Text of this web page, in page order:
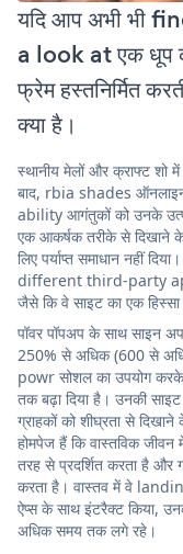
यदि आप अभी भी
a look at एक धूप
फ्रेम हस्तनिर्मित
क्या है।
स्थानीय मेलों और क्राफ्ट
बाद, rbia shades
ability आगंतुकों को उनके
एक आकर्षक तरीके से
लिए पर्याप्त समाधान नहीं
different third-party
जैसे कि वे साइट का एक
पॉवर पॉपअप के साथ साइन
250% से अधिक (600 से
powr सोशल का उपयोग
तक बढ़ा दिया है। उनकी
ग्राहकों को शीघ्रता से
होमपेज हैं कि वास्तविक
तरह से प्रदर्शित करता है और
करता है। वास्तव में वे
ऐप्स के साथ इंटरैक्ट किया,
अधिक समय तक लगे रहे।